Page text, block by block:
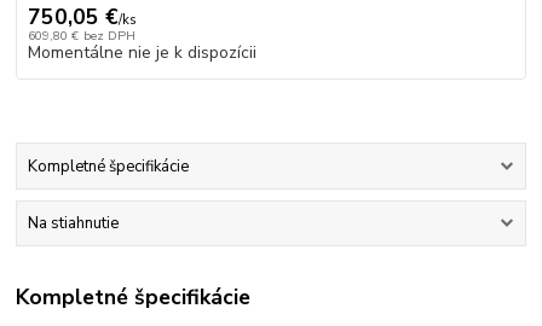
750,05 €/ks
609,80 € bez DPH
Momentálne nie je k dispozícii
Kompletné špecifikácie
Na stiahnutie
Kompletné špecifikácie